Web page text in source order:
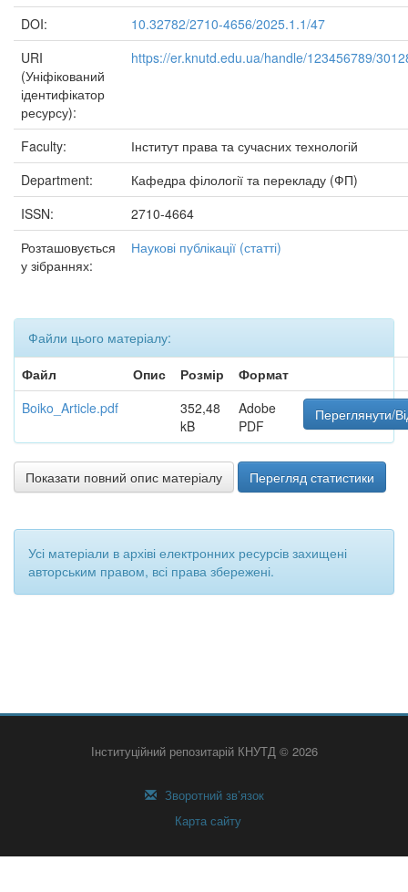
DOI:
10.32782/2710-4656/2025.1.1/47
URI
(Уніфікований
ідентифікатор
ресурсу):
https://er.knutd.edu.ua/handle/123456789/
Faculty:
Інститут права та сучасних технологій
Department:
Кафедра філології та перекладу (ФП)
ISSN:
2710-4664
Розташовується
у зібраннях:
Наукові публікації (статті)
Файли цього матеріалу:
Файл
Опис Розмір
Формат
Boiko_Article.pdf
352,48
kB
Adobe
PDF
Переглянути/
Показати повний опис матеріалу Перегляд статистики
Усі матеріали в архіві електронних ресурсів захищені
авторським правом, всі права збережені.
Інституційний репозитарій КНУТД © 2026
Зворотний зв’язок
Карта сайту